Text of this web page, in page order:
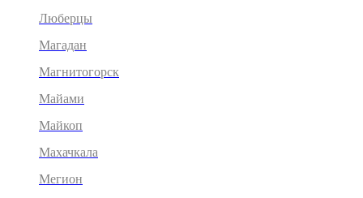
Люберцы
Магадан
Магнитогорск
Майами
Майкоп
Махачкала
Мегион